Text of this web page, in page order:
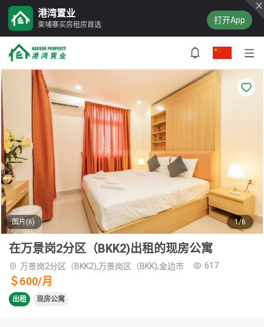
港湾置业
柬埔寨买房租房首选 打开App
图片(6) 1/6
在万景岗2分区（BKK2)出租的现房公寓
万景岗2分区（BKK2),万景岗区（BKK),金边市 617
＄600/月
出租 现房公寓